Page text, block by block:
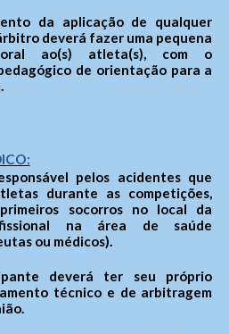
da aplicação de qualquer
deverá fazer uma pequena
oral ao(s) atleta(s), com o
de orientação para a
pelos acidentes que
durante as competições,
socorros no local da
na área de saúde
ou médicos).
deverá ter seu próprio
técnico e de arbitragem